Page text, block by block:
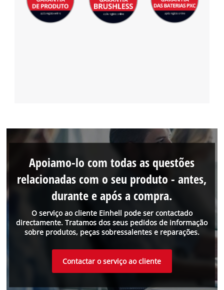
O serviço ao cliente Einhell pode ser contactado
directamente. Tratamos dos seus pedidos de informação
sobre produtos, peças sobressalentes e reparações.
Apoiamo-lo com todas as questões
relacionadas com o seu produto - antes,
durante e após a compra.
Contactar o serviço ao cliente